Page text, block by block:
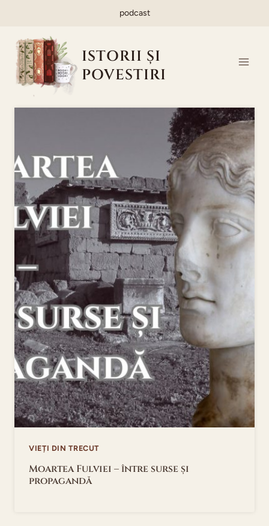
content
podcast
ISTORII ȘI
POVESTIRI
VIEȚI DIN TRECUT
Moartea Fulviei – între surse și
propagandă